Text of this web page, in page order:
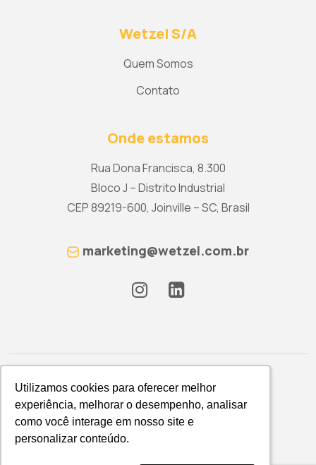
Utilizamos cookies para oferecer melhor
experiência, melhorar o desempenho, analisar
como você interage em nosso site e
personalizar conteúdo.
Utilizamos cookies para oferecer melhor
experiência, melhorar o desempenho, analisar
como você interage em nosso site e
personalizar conteúdo.
Wetzel S/A
Quem Somos
Contato
Onde estamos
Rua Dona Francisca, 8.300
Bloco J – Distrito Industrial
CEP 89219-600, Joinville – SC, Brasil
marketing@wetzel.com.br
Política de Privacidade